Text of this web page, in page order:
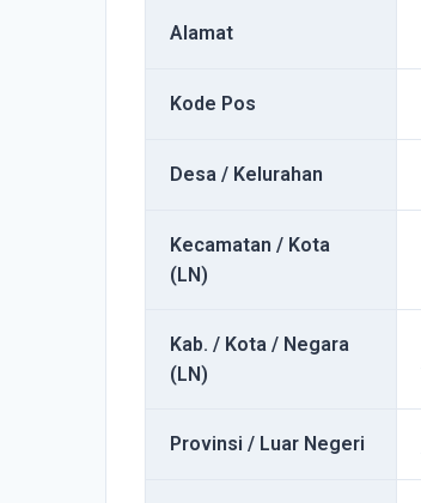
Alamat
Kode Pos
Desa / Kelurahan
Kecamatan / Kota
(LN)
Kab. / Kota / Negara
(LN)
Provinsi / Luar Negeri